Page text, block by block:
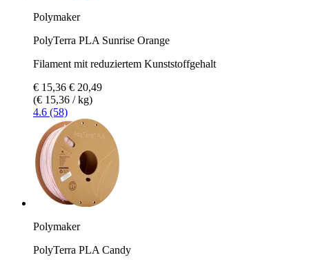
Polymaker
PolyTerra PLA Sunrise Orange
Filament mit reduziertem Kunststoffgehalt
€ 15,36 € 20,49
(€ 15,36 / kg)
4.6 (58)
Polymaker
PolyTerra PLA Candy